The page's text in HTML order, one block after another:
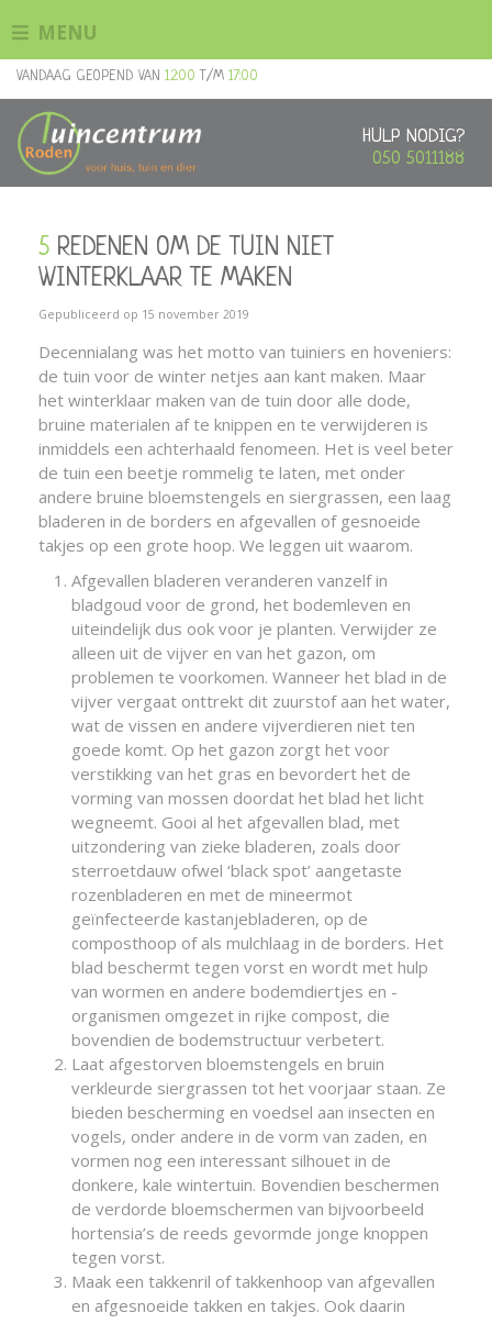
n
HULP NODIG?
050 5011188
VANDAAG GEOPEND VAN 12:00 T/M 17:00
MENU
5 REDENEN OM DE TUIN NIET
WINTERKLAAR TE MAKEN
Gepubliceerd op 15 november 2019
Decennialang was het motto van tuiniers en hoveniers:
de tuin voor de winter netjes aan kant maken. Maar
het winterklaar maken van de tuin door alle dode,
bruine materialen af te knippen en te verwijderen is
inmiddels een achterhaald fenomeen. Het is veel beter
de tuin een beetje rommelig te laten, met onder
andere bruine bloemstengels en siergrassen, een laag
bladeren in de borders en afgevallen of gesnoeide
takjes op een grote hoop. We leggen uit waarom.
Afgevallen bladeren veranderen vanzelf in
bladgoud voor de grond, het bodemleven en
uiteindelijk dus ook voor je planten. Verwijder ze
alleen uit de vijver en van het gazon, om
problemen te voorkomen. Wanneer het blad in de
vijver vergaat onttrekt dit zuurstof aan het water,
wat de vissen en andere vijverdieren niet ten
goede komt. Op het gazon zorgt het voor
verstikking van het gras en bevordert het de
vorming van mossen doordat het blad het licht
wegneemt. Gooi al het afgevallen blad, met
uitzondering van zieke bladeren, zoals door
sterroetdauw ofwel ‘black spot’ aangetaste
rozenbladeren en met de mineermot
geïnfecteerde kastanjebladeren, op de
composthoop of als mulchlaag in de borders. Het
blad beschermt tegen vorst en wordt met hulp
van wormen en andere bodemdiertjes en -
organismen omgezet in rijke compost, die
bovendien de bodemstructuur verbetert.
Laat afgestorven bloemstengels en bruin
verkleurde siergrassen tot het voorjaar staan. Ze
bieden bescherming en voedsel aan insecten en
vogels, onder andere in de vorm van zaden, en
vormen nog een interessant silhouet in de
donkere, kale wintertuin. Bovendien beschermen
de verdorde bloemschermen van bijvoorbeeld
hortensia’s de reeds gevormde jonge knoppen
tegen vorst.
Maak een takkenril of takkenhoop van afgevallen
en afgesnoeide takken en takjes. Ook daarin